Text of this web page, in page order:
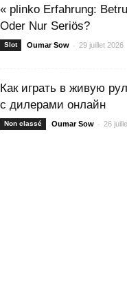
« plinko Erfahrung:
Oder Nur Seriös?
Slot Oumar Sow - 29 juillet 2026
Как играть в живую
с дилерами онлайн
Non classé Oumar Sow - 26